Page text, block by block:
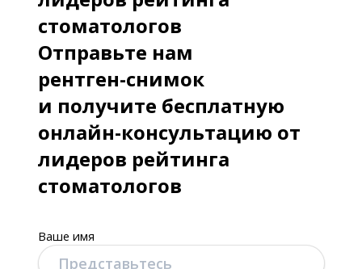
стоматологов
Отправьте нам
рентген-снимок
и получите бесплатную
онлайн-консультацию от
лидеров рейтинга
стоматологов
Ваше имя